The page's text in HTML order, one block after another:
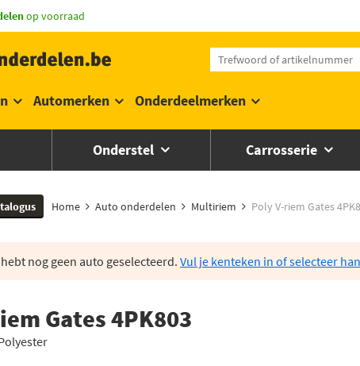
op voorraad
Automerken Onderdeelmerken
Onderstel Carrosserie
Home Auto onderdelen Multiriem Poly V-riem Gates
nog geen auto geselecteerd. Vul je kenteken in of selecteer
Gates 4PK803